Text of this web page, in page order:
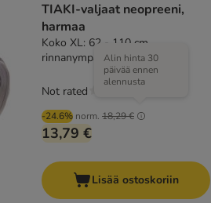
TIAKI-valjaat neopreeni,
harmaa
Koko XL: 62 - 110 cm
rinnanympärys
-24.6% norm. 18,29 €
Alin hinta 30
päivää ennen
alennusta
13,79 €
Not rated
Lisää ostoskoriin